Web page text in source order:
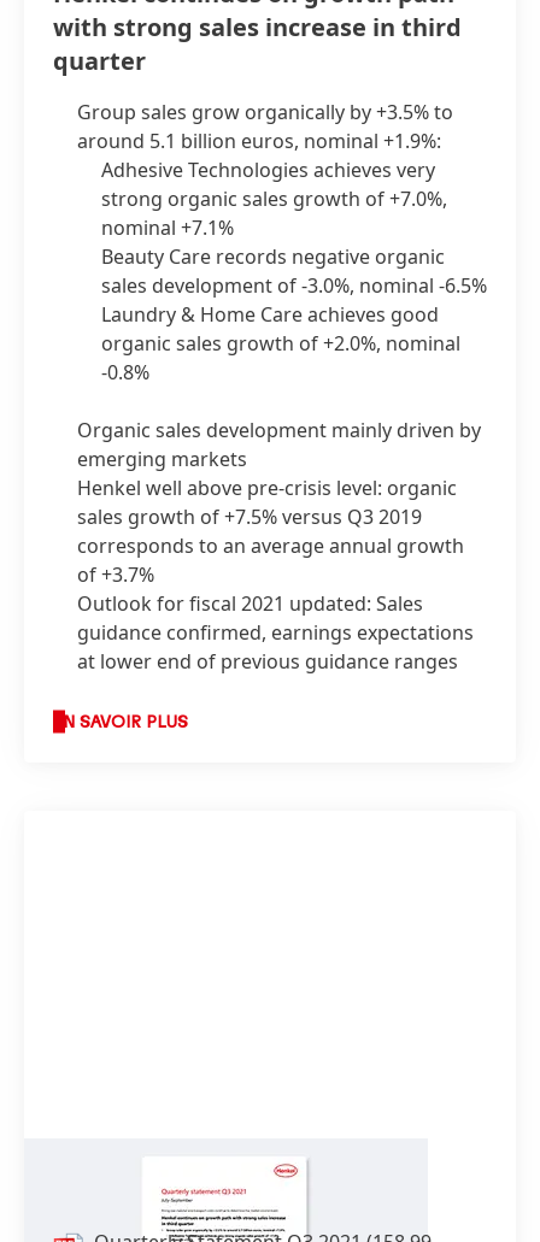
with strong sales increase in third
quarter
Group sales grow organically by +3.5% to
around 5.1 billion euros, nominal +1.9%:
Adhesive Technologies achieves very
strong organic sales growth of +7.0%,
nominal +7.1%
Beauty Care records negative organic
sales development of -3.0%, nominal -6.5%
Laundry & Home Care achieves good
organic sales growth of +2.0%, nominal
-0.8%
Organic sales development mainly driven by
emerging markets
Henkel well above pre-crisis level: organic
sales growth of +7.5% versus Q3 2019
corresponds to an average annual growth
of +3.7%
Outlook for fiscal 2021 updated: Sales
guidance confirmed, earnings expectations
at lower end of previous guidance ranges
EN SAVOIR PLUS
Quarterly Statement Q3 2021